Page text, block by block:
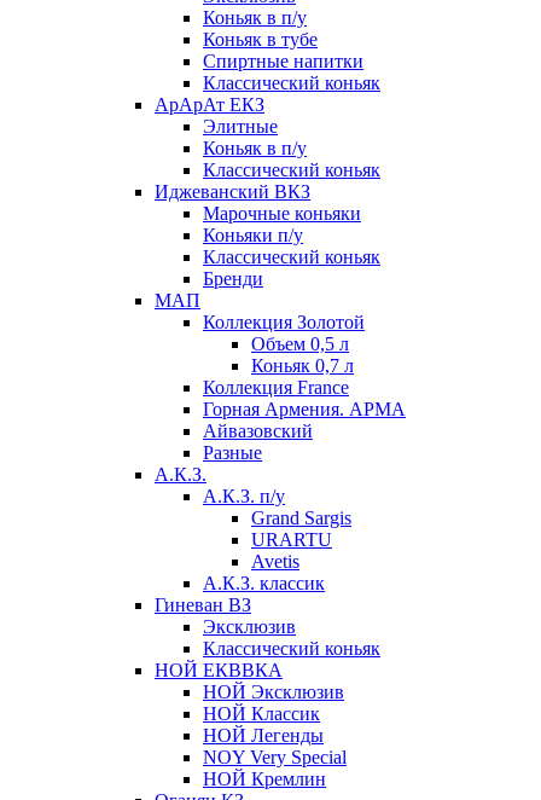
Коньяк в п/у
Коньяк в тубе
Спиртные напитки
Классический коньяк
АрАрАт ЕКЗ
Элитные
Коньяк в п/у
Классический коньяк
Иджеванский ВКЗ
Марочные коньяки
Коньяки п/у
Классический коньяк
Бренди
МАП
Коллекция Золотой
Объем 0,5 л
Коньяк 0,7 л
Коллекция France
Горная Армения. АРМА
Айвазовский
Разные
А.К.З.
А.К.З. п/у
Grand Sargis
URARTU
Avetis
А.К.З. классик
Гиневан ВЗ
Эксклюзив
Классический коньяк
НОЙ ЕКВВКА
НОЙ Эксклюзив
НОЙ Классик
НОЙ Легенды
NOY Very Speсial
НОЙ Кремлин